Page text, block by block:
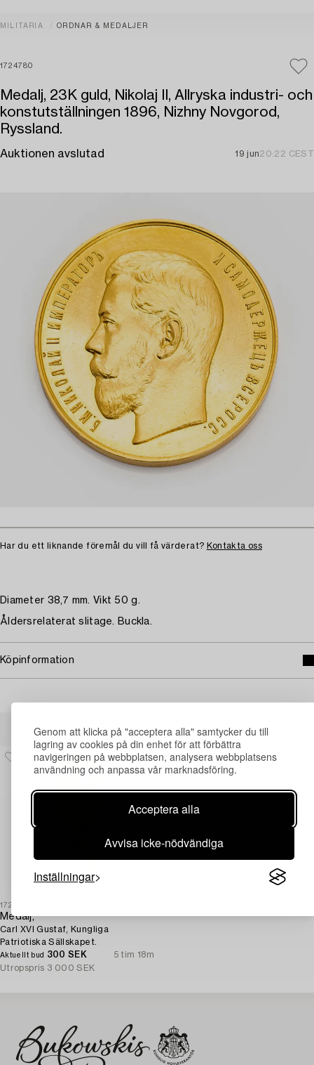
Genom att klicka på "acceptera alla" samtycker du till
lagring av cookies på din enhet för att förbättra
navigeringen på webbplatsen, analysera webbplatsens
användning och anpassa vår marknadsföring.
Acceptera alla
Avvisa icke-nödvändiga
Inställningar
MILITARIA ORDNAR & MEDALJER
1724780
Medalj, 23K guld, Nikolaj II, Allryska industri- och
konstutställningen 1896, Nizhny Novgorod,
Ryssland.
Auktionen avslutad 19 jun20:22 CEST
Har du ett liknande föremål du vill få värderat? Kontakta oss
Diameter 38,7 mm. Vikt 50 g.
Åldersrelaterat slitage. Buckla.
Köpinformation
1727703
Medalj,
Carl XVI Gustaf, Kungliga
Patriotiska Sällskapet.
Aktuellt bud 300 SEK
5 tim 18m
Utropspris 3 000 SEK